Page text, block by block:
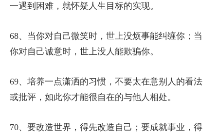
一遇到困难，就怀疑人生目标的实现。
68、当你对自己微笑时，世上没烦事能纠缠你；当
你对自己诚意时，世上没人能欺骗你。
69、培养一点潇洒的习惯，不要太在意别人的看法
或批评，如此你才能很自在的与他人相处。
70、要改造世界，得先改造自己；要成就事业，得